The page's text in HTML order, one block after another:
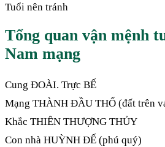
Tuổi nên tránh
Tổng quan vận mệnh
Nam mạng
Cung ĐOÀI. Trực BẾ
Mạng THÀNH ĐẦU THỔ (đất trên
Khắc THIÊN THƯỢNG THỦY
Con nhà HUỲNH ĐẾ (phú quý)